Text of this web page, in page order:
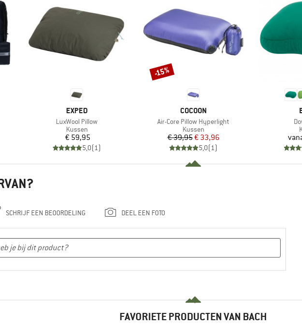
MERK
EXPED
Artikel
LuxWool Pillow
Productgroep
Kussen
Prijs
€ 59,95
5,0(1)
MERK
COCOON
Artikel
Air-Core Pillow Hyperlight
Productgroep
Kussen
Prijs
€ 39,95Verlaagde prijs
€ 33,96
5,0(1)
Korting
-15%
SCHRIJF EEN BEOORDELING DEEL EEN FOTO
FAVORIETE PRODUCTEN VAN BACH